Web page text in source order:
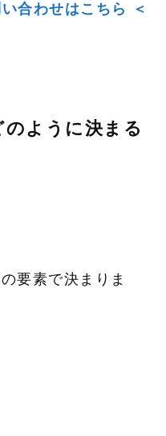
合わせはこちら ＜
ように決まる
要素で決まりま